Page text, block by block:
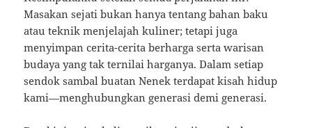
Masakan sejati bukan hanya tentang bahan baku
atau teknik menjelajah kuliner; tetapi juga
menyimpan cerita-cerita berharga serta warisan
budaya yang tak ternilai harganya. Dalam setiap
sendok sambal buatan Nenek terdapat kisah hidup
kami—menghubungkan generasi demi generasi.